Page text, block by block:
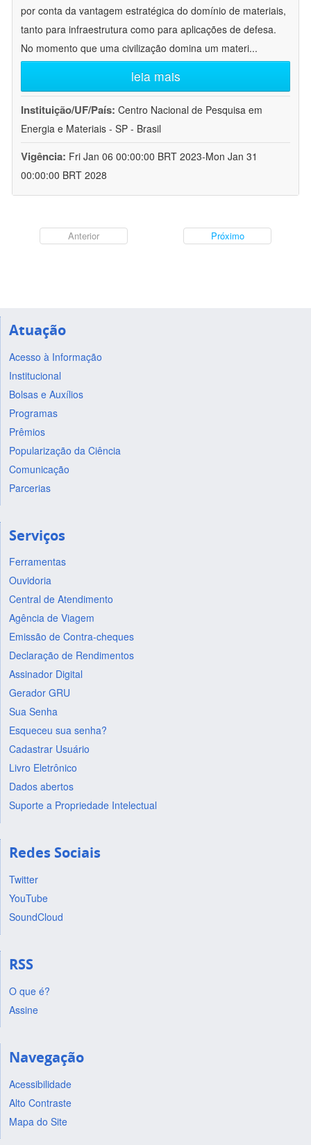
por conta da vantagem estratégica do domínio de materiais,
tanto para infraestrutura como para aplicações de defesa.
No momento que uma civilização domina um materi...
leia mais
Instituição/UF/País: Centro Nacional de Pesquisa em
Energia e Materiais - SP - Brasil
Vigência: Fri Jan 06 00:00:00 BRT 2023-Mon Jan 31
00:00:00 BRT 2028
Anterior Próximo
Atuação
Acesso à Informação
Institucional
Bolsas e Auxílios
Programas
Prêmios
Popularização da Ciência
Comunicação
Parcerias
Serviços
Ferramentas
Ouvidoria
Central de Atendimento
Agência de Viagem
Emissão de Contra-cheques
Declaração de Rendimentos
Assinador Digital
Gerador GRU
Sua Senha
Esqueceu sua senha?
Cadastrar Usuário
Livro Eletrônico
Dados abertos
Suporte a Propriedade Intelectual
Redes Sociais
Twitter
YouTube
SoundCloud
RSS
O que é?
Assine
Navegação
Acessibilidade
Alto Contraste
Mapa do Site